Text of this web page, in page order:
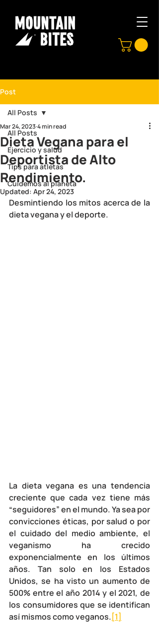
Post
All Posts
Ejercicio y salud
Tips para atletas
Cuidemos al planeta
All Posts
Dieta Vegana para el
Deportista de Alto
Rendimiento.
Mar 24, 2023 4 min read
Updated: Apr 24, 2023
Desmintiendo los mitos acerca de la
dieta vegana y el deporte.
La dieta vegana es una tendencia
creciente que cada vez tiene más
“seguidores” en el mundo. Ya sea por
convicciones éticas, por salud o por
el cuidado del medio ambiente, el
veganismo ha crecido
exponencialmente en los últimos
años. Tan solo en los Estados
Unidos, se ha visto un aumento de
500% entre el año 2014 y el 2021, de
los consumidores que se identifican
así mismos como veganos.[1]